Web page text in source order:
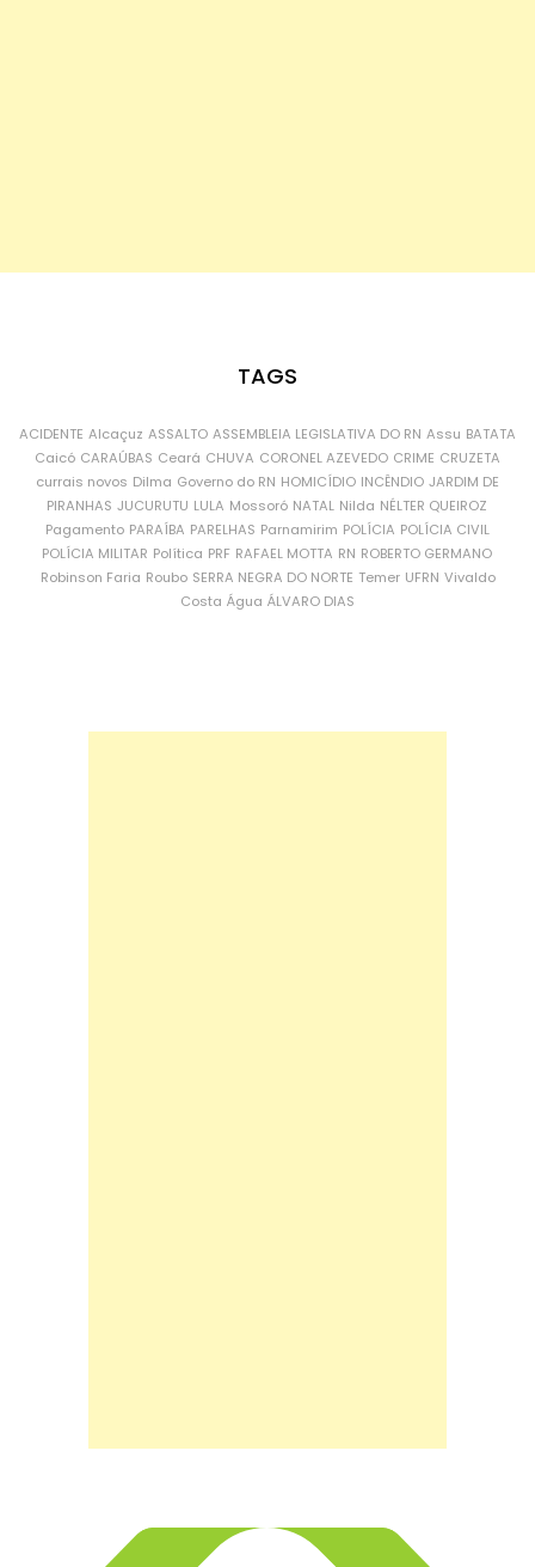
TAGS
ACIDENTE Alcaçuz ASSALTO ASSEMBLEIA LEGISLATIVA DO RN Assu BATATA
Caicó CARAÚBAS Ceará CHUVA CORONEL AZEVEDO CRIME CRUZETA
currais novos Dilma Governo do RN HOMICÍDIO INCÊNDIO JARDIM DE
PIRANHAS JUCURUTU LULA Mossoró NATAL Nilda NÉLTER QUEIROZ
Pagamento PARAÍBA PARELHAS Parnamirim POLÍCIA POLÍCIA CIVIL
POLÍCIA MILITAR Política PRF RAFAEL MOTTA RN ROBERTO GERMANO
Robinson Faria Roubo SERRA NEGRA DO NORTE Temer UFRN Vivaldo
Costa Água ÁLVARO DIAS